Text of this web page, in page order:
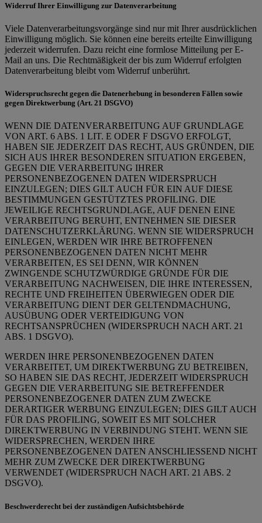
Widerruf Ihrer Einwilligung zur Datenverarbeitung
Viele Datenverarbeitungsvorgänge sind nur mit Ihrer ausdrücklichen
Einwilligung möglich. Sie können eine bereits erteilte Einwilligung
jederzeit widerrufen. Dazu reicht eine formlose Mitteilung per E-
Mail an uns. Die Rechtmäßigkeit der bis zum Widerruf erfolgten
Datenverarbeitung bleibt vom Widerruf unberührt.
Widerspruchsrecht gegen die Datenerhebung in besonderen Fällen sowie
gegen Direktwerbung (Art. 21 DSGVO)
WENN DIE DATENVERARBEITUNG AUF GRUNDLAGE
VON ART. 6 ABS. 1 LIT. E ODER F DSGVO ERFOLGT,
HABEN SIE JEDERZEIT DAS RECHT, AUS GRÜNDEN, DIE
SICH AUS IHRER BESONDEREN SITUATION ERGEBEN,
GEGEN DIE VERARBEITUNG IHRER
PERSONENBEZOGENEN DATEN WIDERSPRUCH
EINZULEGEN; DIES GILT AUCH FÜR EIN AUF DIESE
BESTIMMUNGEN GESTÜTZTES PROFILING. DIE
JEWEILIGE RECHTSGRUNDLAGE, AUF DENEN EINE
VERARBEITUNG BERUHT, ENTNEHMEN SIE DIESER
DATENSCHUTZERKLÄRUNG. WENN SIE WIDERSPRUCH
EINLEGEN, WERDEN WIR IHRE BETROFFENEN
PERSONENBEZOGENEN DATEN NICHT MEHR
VERARBEITEN, ES SEI DENN, WIR KÖNNEN
ZWINGENDE SCHUTZWÜRDIGE GRÜNDE FÜR DIE
VERARBEITUNG NACHWEISEN, DIE IHRE INTERESSEN,
RECHTE UND FREIHEITEN ÜBERWIEGEN ODER DIE
VERARBEITUNG DIENT DER GELTENDMACHUNG,
AUSÜBUNG ODER VERTEIDIGUNG VON
RECHTSANSPRÜCHEN (WIDERSPRUCH NACH ART. 21
ABS. 1 DSGVO).
WERDEN IHRE PERSONENBEZOGENEN DATEN
VERARBEITET, UM DIREKTWERBUNG ZU BETREIBEN,
SO HABEN SIE DAS RECHT, JEDERZEIT WIDERSPRUCH
GEGEN DIE VERARBEITUNG SIE BETREFFENDER
PERSONENBEZOGENER DATEN ZUM ZWECKE
DERARTIGER WERBUNG EINZULEGEN; DIES GILT AUCH
FÜR DAS PROFILING, SOWEIT ES MIT SOLCHER
DIREKTWERBUNG IN VERBINDUNG STEHT. WENN SIE
WIDERSPRECHEN, WERDEN IHRE
PERSONENBEZOGENEN DATEN ANSCHLIESSEND NICHT
MEHR ZUM ZWECKE DER DIREKTWERBUNG
VERWENDET (WIDERSPRUCH NACH ART. 21 ABS. 2
DSGVO).
Beschwerderecht bei der zuständigen Aufsichtsbehörde